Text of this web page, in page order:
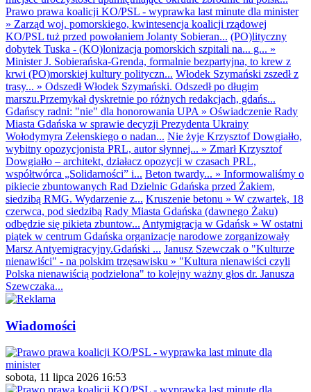
Prawo prawa koalicji KO/PSL - wyprawka last minute dla minister
» Zarząd woj. pomorskiego, kwintesencja koalicji rządowej
KO/PSL tuż przed powołaniem Jolanty Sobieran... (PO)lityczny
dobytek Tuska - (KO)lonizacja pomorskich szpitali na... g... »
Minister J. Sobierańska-Grenda, formalnie bezpartyjna, to krew z
krwi (PO)morskiej kultury polityczn... Włodek Szymański zszedł z
trasy... » Odszedł Włodek Szymański. Odszedł po długim
marszu.Przemykał dyskretnie po różnych redakcjach, gdańs...
Gdańscy radni: "nie" dla honorowania UPA » Oświadczenie Rady
Miasta Gdańska w sprawie decyzji Prezydenta Ukrainy
Wołodymyra Zełenskiego o nadan... Nie żyje Krzysztof Dowgiałło,
wybitny opozycjonista PRL, autor słynnej... » Zmarł Krzysztof
Dowgiałło – architekt, działacz opozycji w czasach PRL,
współtwórca „Solidarności” i... Beton twardy... » Informowaliśmy o
pikiecie zbuntowanych Rad Dzielnic Gdańska przed Żakiem,
siedzibą RMG. Wydarzenie z... Kruszenie betonu » W czwartek, 18
czerwca, pod siedzibą Rady Miasta Gdańska (dawnego Żaku)
odbędzie się pikieta zbuntow... Antymigracja w Gdańsk » W ostatni
piątek w centrum Gdańska organizacje narodowe zorganizowały
Marsz Antyemigracyjny.Gdański ... Janusz Szewczak o "Kulturze
nienawiści" - na polskim trzęsawisku » "Kultura nienawiści czyli
Polska nienawiścią podzielona" to kolejny ważny głos dr. Janusza
Szewczaka...
Wiadomości
sobota, 11 lipca 2026 16:53